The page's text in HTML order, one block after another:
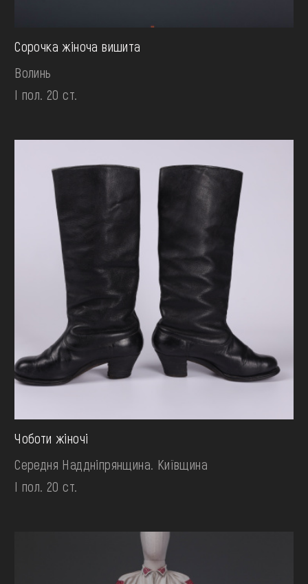
Сорочка жіноча вишита
Волинь
І пол. 20 ст.
Чоботи жіночі
Середня Наддніпрянщина. Київщина
І пол. 20 ст.